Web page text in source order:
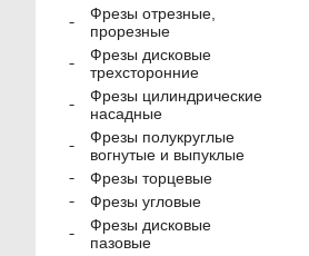
Фрезы отрезные,
прорезные
Фрезы дисковые
трехсторонние
Фрезы цилиндрические
насадные
Фрезы полукруглые
вогнутые и выпуклые
Фрезы торцевые
Фрезы угловые
Фрезы дисковые
пазовые